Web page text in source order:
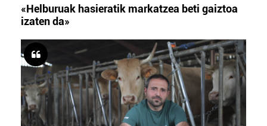
«Helburuak hasieratik markatzea beti gaiztoa
izaten da»